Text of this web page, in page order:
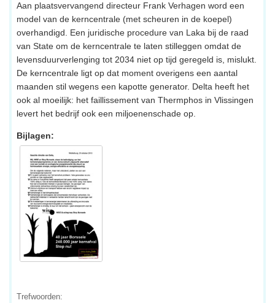
Aan plaatsvervangend directeur Frank Verhagen word een
model van de kerncentrale (met scheuren in de koepel)
overhandigd. Een juridische procedure van Laka bij de raad
van State om de kerncentrale te laten stilleggen omdat de
levensduurverlenging tot 2034 niet op tijd geregeld is, mislukt.
De kerncentrale ligt op dat moment overigens een aantal
maanden stil wegens een kapotte generator. Delta heeft het
ook al moeilijk: het faillissement van Thermphos in Vlissingen
levert het bedrijf ook een miljoenenschade op.
Bijlagen:
Trefwoorden: